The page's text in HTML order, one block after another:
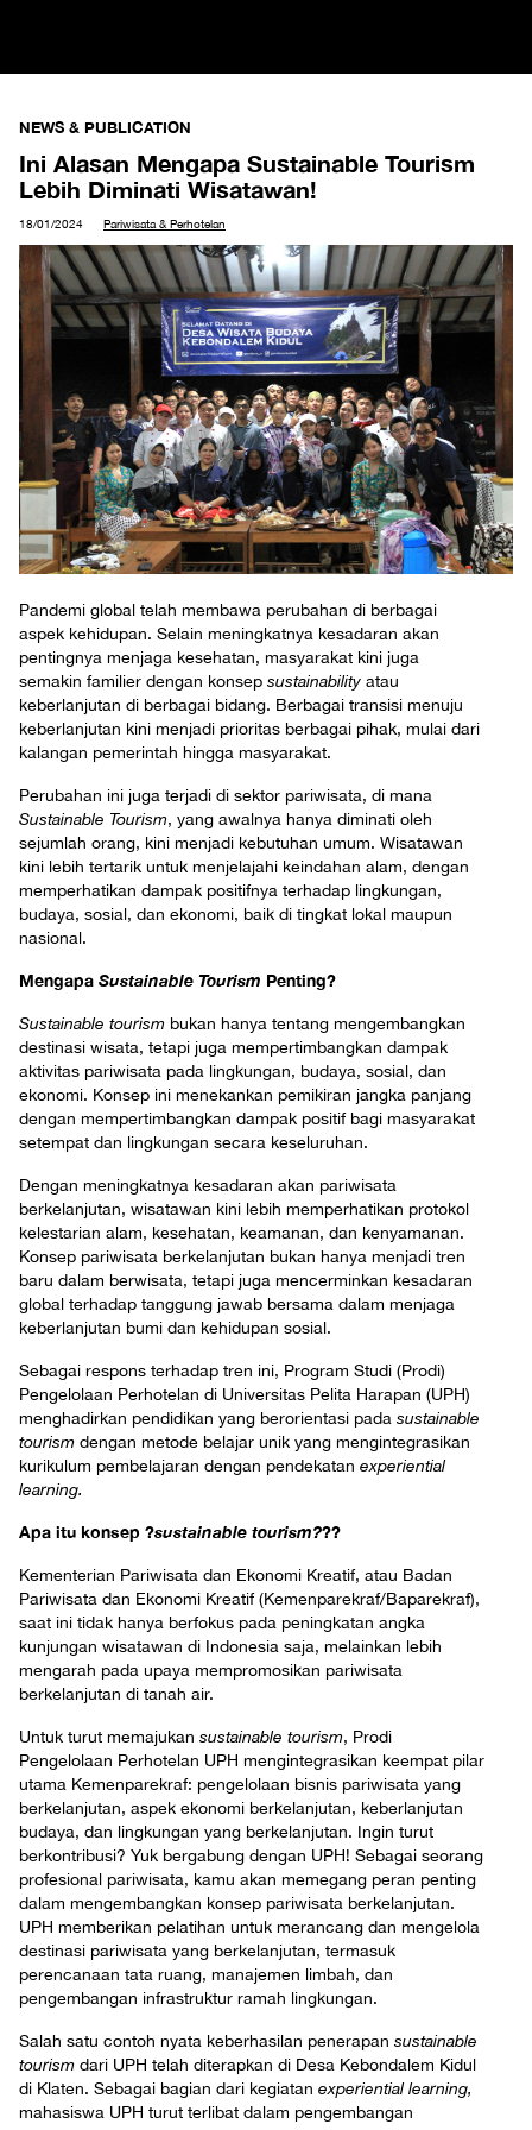
NEWS & PUBLICATION
Ini Alasan Mengapa Sustainable Tourism
Lebih Diminati Wisatawan!
18/01/2024 Pariwisata & Perhotelan
Pandemi global telah membawa perubahan di berbagai
aspek kehidupan. Selain meningkatnya kesadaran akan
pentingnya menjaga kesehatan, masyarakat kini juga
semakin familier dengan konsep sustainability atau
keberlanjutan di berbagai bidang. Berbagai transisi menuju
keberlanjutan kini menjadi prioritas berbagai pihak, mulai dari
kalangan pemerintah hingga masyarakat.
Perubahan ini juga terjadi di sektor pariwisata, di mana
Sustainable Tourism, yang awalnya hanya diminati oleh
sejumlah orang, kini menjadi kebutuhan umum. Wisatawan
kini lebih tertarik untuk menjelajahi keindahan alam, dengan
memperhatikan dampak positifnya terhadap lingkungan,
budaya, sosial, dan ekonomi, baik di tingkat lokal maupun
nasional.
Mengapa Sustainable Tourism Penting?
Sustainable tourism bukan hanya tentang mengembangkan
destinasi wisata, tetapi juga mempertimbangkan dampak
aktivitas pariwisata pada lingkungan, budaya, sosial, dan
ekonomi. Konsep ini menekankan pemikiran jangka panjang
dengan mempertimbangkan dampak positif bagi masyarakat
setempat dan lingkungan secara keseluruhan.
Dengan meningkatnya kesadaran akan pariwisata
berkelanjutan, wisatawan kini lebih memperhatikan protokol
kelestarian alam, kesehatan, keamanan, dan kenyamanan.
Konsep pariwisata berkelanjutan bukan hanya menjadi tren
baru dalam berwisata, tetapi juga mencerminkan kesadaran
global terhadap tanggung jawab bersama dalam menjaga
keberlanjutan bumi dan kehidupan sosial.
Sebagai respons terhadap tren ini, Program Studi (Prodi)
Pengelolaan Perhotelan di Universitas Pelita Harapan (UPH)
menghadirkan pendidikan yang berorientasi pada sustainable
tourism dengan metode belajar unik yang mengintegrasikan
kurikulum pembelajaran dengan pendekatan experiential
learning.
Apa itu konsep ?sustainable tourism???
Kementerian Pariwisata dan Ekonomi Kreatif, atau Badan
Pariwisata dan Ekonomi Kreatif (Kemenparekraf/Baparekraf),
saat ini tidak hanya berfokus pada peningkatan angka
kunjungan wisatawan di Indonesia saja, melainkan lebih
mengarah pada upaya mempromosikan pariwisata
berkelanjutan di tanah air.
Untuk turut memajukan sustainable tourism, Prodi
Pengelolaan Perhotelan UPH mengintegrasikan keempat pilar
utama Kemenparekraf: pengelolaan bisnis pariwisata yang
berkelanjutan, aspek ekonomi berkelanjutan, keberlanjutan
budaya, dan lingkungan yang berkelanjutan. Ingin turut
berkontribusi? Yuk bergabung dengan UPH! Sebagai seorang
profesional pariwisata, kamu akan memegang peran penting
dalam mengembangkan konsep pariwisata berkelanjutan.
UPH memberikan pelatihan untuk merancang dan mengelola
destinasi pariwisata yang berkelanjutan, termasuk
perencanaan tata ruang, manajemen limbah, dan
pengembangan infrastruktur ramah lingkungan.
Salah satu contoh nyata keberhasilan penerapan sustainable
tourism dari UPH telah diterapkan di Desa Kebondalem Kidul
di Klaten. Sebagai bagian dari kegiatan experiential learning,
mahasiswa UPH turut terlibat dalam pengembangan